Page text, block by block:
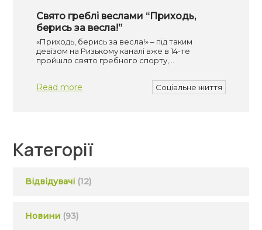
Свято греблі веслами “Приходь,
берись за весла!”
«Приходь, берись за весла!» – під таким
девізом на Ризькому каналі вже в 14-те
пройшло свято гребного спорту,…
Read more Соціальне життя
Категорії
Відвідувачі (12)
Новини (93)